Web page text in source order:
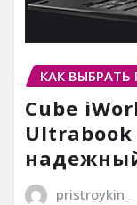
КАК ВЫБРАТЬ
Cube
Ultrabook
pristroykin_